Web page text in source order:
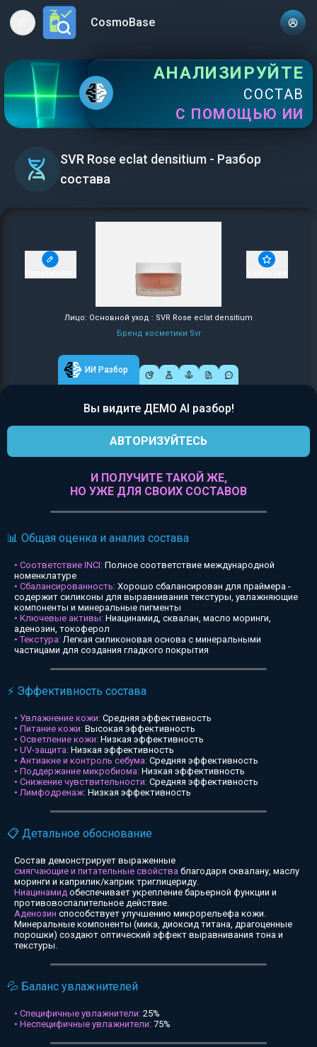
Open main menuCosmoBase
АНАЛИЗИРУЙТЕ
СОСТАВ
С ПОМОЩЬЮ ИИ
SVR Rose eclat densitium - Разбор
состава
Лицо: Основной уход : SVR Rose eclat densitium
Бренд косметики Svr
ИИ Разбор
Вы видите ДЕМО AI разбор!
АВТОРИЗУЙТЕСЬ
И ПОЛУЧИТЕ ТАКОЙ ЖЕ,
НО УЖЕ ДЛЯ СВОИХ СОСТАВОВ
📊 Общая оценка и анализ состава
• Соответствие INCI: Полное соответствие международной
номенклатуре
• Сбалансированность: Хорошо сбалансирован для праймера -
содержит силиконы для выравнивания текстуры, увлажняющие
компоненты и минеральные пигменты
• Ключевые активы: Ниацинамид, сквалан, масло моринги,
аденозин, токоферол
• Текстура:Легкая силиконовая основа с минеральными
частицами для создания гладкого покрытия
⚡ Эффективность состава
• Увлажнение кожи: Средняя эффективность
• Питание кожи: Высокая эффективность
• Осветление кожи: Низкая эффективность
• UV-защита: Низкая эффективность
• Антиакне и контроль себума: Средняя эффективность
• Поддержание микробиома: Низкая эффективность
• Снижение чувствительности: Средняя эффективность
• Лимфодренаж: Низкая эффективность
📋 Детальное обоснование
Состав демонстрирует выраженные
смягчающие и питательные свойства благодаря сквалану, маслу
моринги и каприлик/каприк триглицериду.
Ниацинамид обеспечивает укрепление барьерной функции и
противовоспалительное действие.
Аденозин способствует улучшению микрорельефа кожи.
Минеральные компоненты (мика, диоксид титана, драгоценные
порошки) создают оптический эффект выравнивания тона и
текстуры.
💦 Баланс увлажнителей
• Специфичные увлажнители: 25%
• Неспецифичные увлажнители: 75%